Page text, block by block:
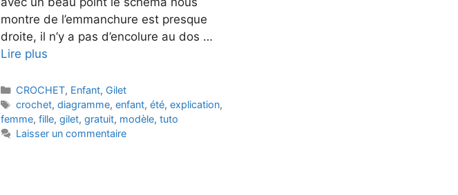
montre de l’emmanchure est presque
droite, il n’y a pas d’encolure au dos …
Lire plus
Catégories
CROCHET, Enfant, Gilet
Étiquettes
crochet, diagramme, enfant, été, explication,
femme, fille, gilet, gratuit, modèle, tuto
Laisser un commentaire